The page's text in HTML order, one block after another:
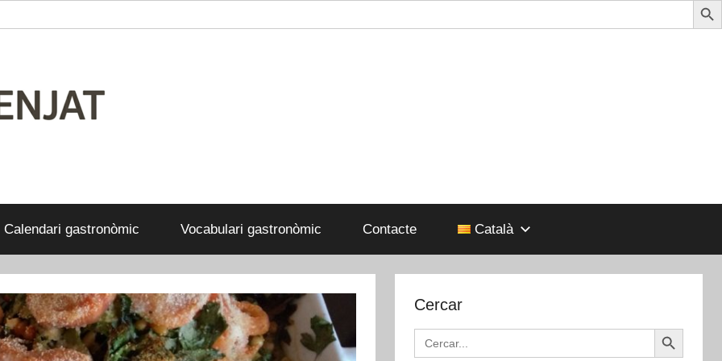
Calendari gastronòmic Vocabulari gastronòmic Contacte Català
Cercar
Search
for:
Search Button